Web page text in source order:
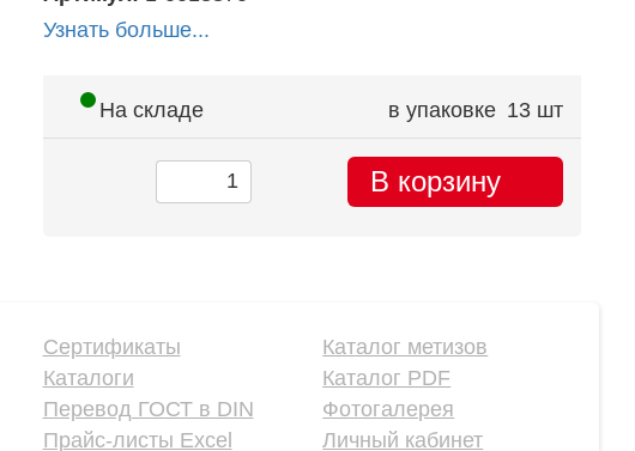
Узнать больше...
На складе в упаковке 13 шт
В корзину
Сертификаты
Каталоги
Перевод ГОСТ в DIN
Прайс-листы Excel
Каталог метизов
Каталог PDF
Фотогалерея
Личный кабинет